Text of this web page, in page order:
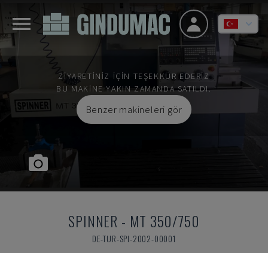
ZIYARETINIZ IÇIN TEŞEKKÜR EDERIZ
BU MAKINE YAKIN ZAMANDA SATILDI.
Benzer makineleri gör
SPINNER - MT 350/750
DE-TUR-SPI-2002-00001